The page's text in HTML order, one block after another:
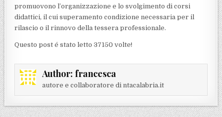
promuovono l’organizzazione e lo svolgimento di corsi
didattici, il cui superamento condizione necessaria per il
rilascio o il rinnovo della tessera professionale.
Questo post é stato letto 37150 volte!
Author: francesca
autore e collaboratore di ntacalabria.it